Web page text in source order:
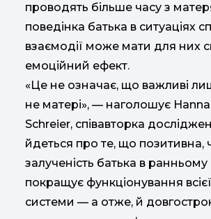
проводять більше часу з
поведінка батька в ситуаціях
взаємодії може мати для них
емоційний ефект.
«Це не означає, що важливі
не матері», — наголошує
Schreier, співавторка
йдеться про те, що позитивна,
залученість батька в ранньому
покращує функціонування
системи — а отже, й